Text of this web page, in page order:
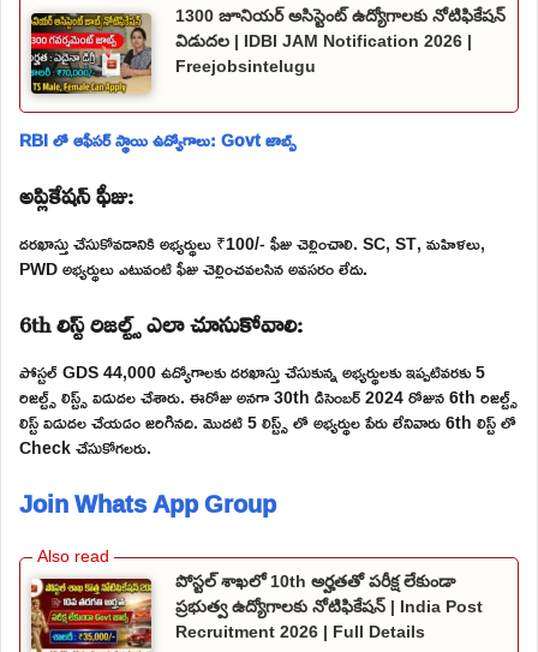
1300 జూనియర్ అసిస్టెంట్ ఉద్యోగాలకు నోటిఫికేషన్
విడుదల | IDBI JAM Notification 2026 |
Freejobsintelugu
RBI లో ఆఫీసర్ స్థాయి ఉద్యోగాలు: Govt జాబ్స్
అప్లికేషన్ ఫీజు:
దరఖాస్తు చేసుకోవడానికి అభ్యర్థులు ₹100/- ఫీజు చెల్లించాలి. SC, ST, మహిళలు,
PWD అభ్యర్థులు ఎటువంటి ఫీజు చెల్లించవలసిన అవసరం లేదు.
6th లిస్ట్ రిజల్ట్స్ ఎలా చూసుకోవాలి:
పోస్టల్ GDS 44,000 ఉద్యోగాలకు దరఖాస్తు చేసుకున్న అభ్యర్థులకు ఇప్పటివరకు 5
రిజల్ట్స్ లిస్ట్స్ విడుదల చేశారు. ఈరోజు అనగా 30th డిసెంబర్ 2024 రోజున 6th రిజల్ట్స్
లిస్ట్ విడుదల చేయడం జరిగినది. మొదటి 5 లిస్ట్స్ లో అభ్యర్థుల పేరు లేనివారు 6th లిస్ట్ లో
Check చేసుకోగలరు.
Join Whats App Group
పోస్టల్ శాఖలో 10th అర్హతతో పరీక్ష లేకుండా
ప్రభుత్వ ఉద్యోగాలకు నోటిఫికేషన్ | India Post
Recruitment 2026 | Full Details